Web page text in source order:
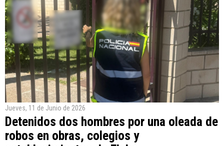
Jueves, 11 de Junio de 2026
Detenidos dos hombres por una oleada de
robos en obras, colegios y